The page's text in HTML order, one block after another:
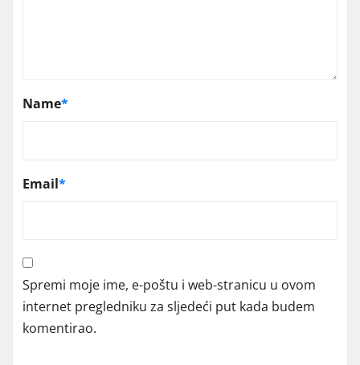
Name*
Email*
Spremi moje ime, e-poštu i web-stranicu u ovom
internet pregledniku za sljedeći put kada budem
komentirao.